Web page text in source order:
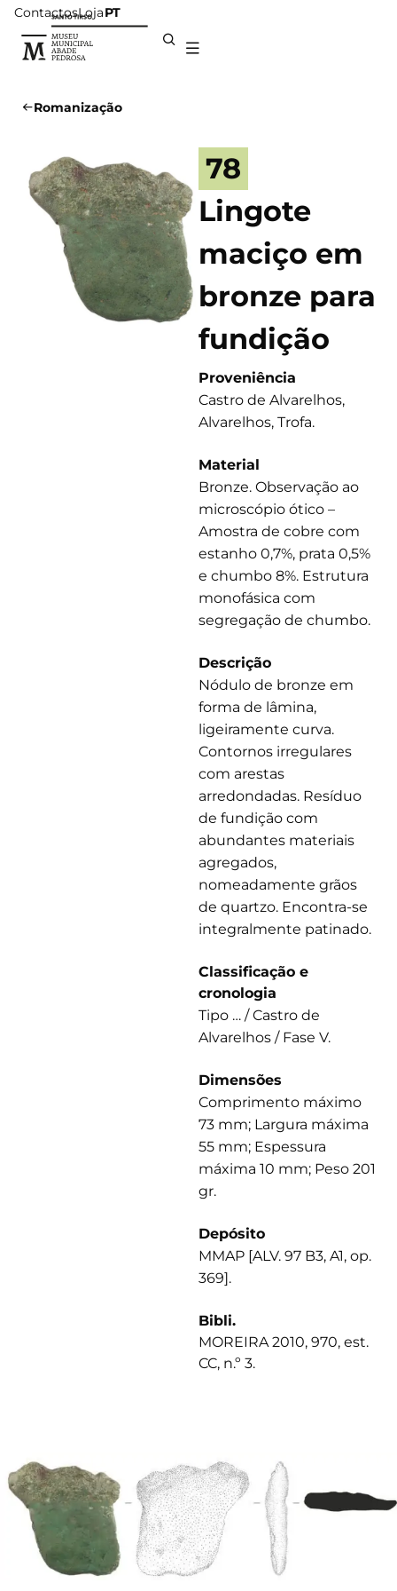
ContactosLojaPT
Romanização
78
Lingote
maciço em
bronze para
fundição
Proveniência
Castro de Alvarelhos,
Alvarelhos, Trofa.
Material
Bronze. Observação ao
microscópio ótico –
Amostra de cobre com
estanho 0,7%, prata 0,5%
e chumbo 8%. Estrutura
monofásica com
segregação de chumbo.
Descrição
Nódulo de bronze em
forma de lâmina,
ligeiramente curva.
Contornos irregulares
com arestas
arredondadas. Resíduo
de fundição com
abundantes materiais
agregados,
nomeadamente grãos
de quartzo. Encontra-se
integralmente patinado.
Classificação e
cronologia
Tipo … / Castro de
Alvarelhos / Fase V.
Dimensões
Comprimento máximo
73 mm; Largura máxima
55 mm; Espessura
máxima 10 mm; Peso 201
gr.
Depósito
MMAP [ALV. 97 B3, A1, op.
369].
Bibli.
MOREIRA 2010, 970, est.
CC, n.º 3.